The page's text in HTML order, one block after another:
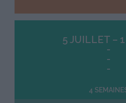
5 JUILLET –
-
-
-
4